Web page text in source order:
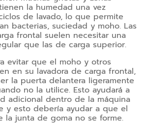
la humedad una vez
de lavado, lo que permite
bacterias, suciedad y moho. Las
frontal suelen necesitar una
que las de carga superior.
evitar que el moho y otros
en su lavadora de carga frontal,
la puerta delantera ligeramente
no la utilice. Esto ayudará a
adicional dentro de la máquina
y esto debería ayudar a que el
la junta de goma no se forme.